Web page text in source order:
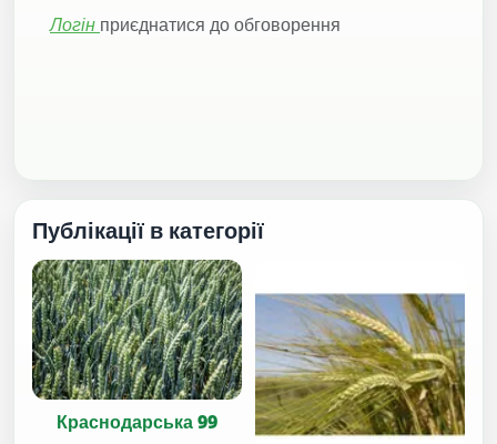
Логін приєднатися до обговорення
Публікації в категорії
Краснодарська 99